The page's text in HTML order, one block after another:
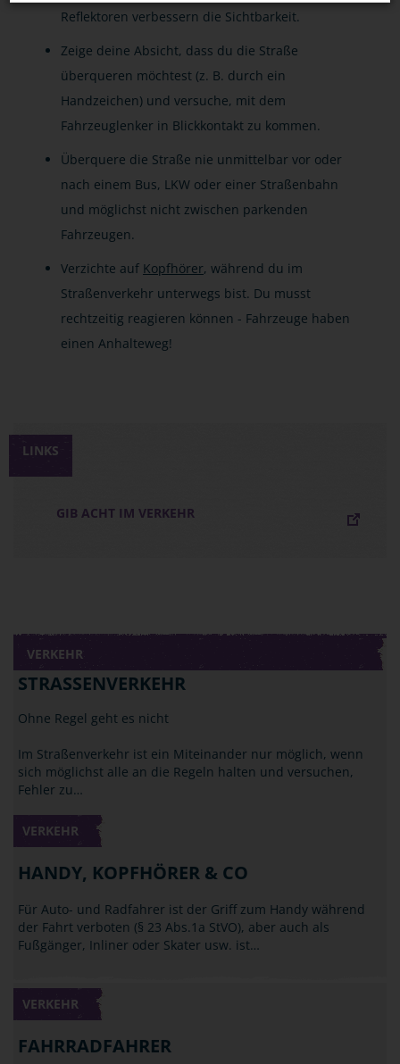
Reflektoren verbessern die Sichtbarkeit.
Zeige deine Absicht, dass du die Straße
überqueren möchtest (z. B. durch ein
Handzeichen) und versuche, mit dem
Fahrzeuglenker in Blickkontakt zu kommen.
Überquere die Straße nie unmittelbar vor oder
nach einem Bus, LKW oder einer Straßenbahn
und möglichst nicht zwischen parkenden
Fahrzeugen.
Verzichte auf Kopfhörer, während du im
Straßenverkehr unterwegs bist. Du musst
rechtzeitig reagieren können - Fahrzeuge haben
einen Anhalteweg!
LINKS
GIB ACHT IM VERKEHR
VERKEHR
STRASSENVERKEHR
Ohne Regel geht es nicht
Im Straßenverkehr ist ein Miteinander nur möglich, wenn
sich möglichst alle an die Regeln halten und versuchen,
Fehler zu…
VERKEHR
HANDY, KOPFHÖRER & CO
Für Auto- und Radfahrer ist der Griff zum Handy während
der Fahrt verboten (§ 23 Abs.1a StVO), aber auch als
Fußgänger, Inliner oder Skater usw. ist…
VERKEHR
FAHRRADFAHRER